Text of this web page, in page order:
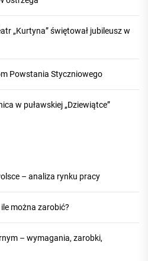
„Kurtyna” świętował jubileusz w
Powstania Styczniowego
w puławskiej „Dziewiątce”
– analiza rynku pracy
można zarobić?
– wymagania, zarobki,